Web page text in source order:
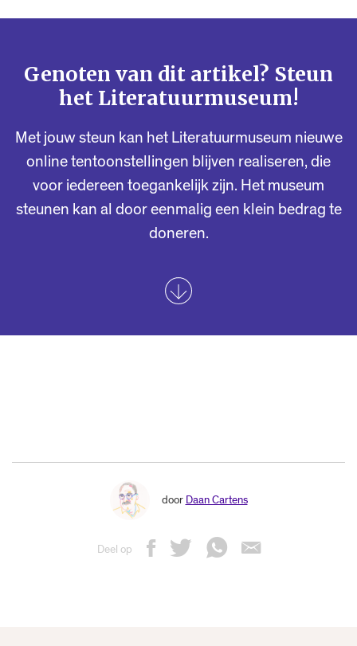
Genoten van dit artikel? Steun
het Literatuurmuseum!
Met jouw steun kan het Literatuurmuseum nieuwe
online tentoonstellingen blijven realiseren, die
voor iedereen toegankelijk zijn. Het museum
steunen kan al door eenmalig een klein bedrag te
doneren.
door Daan Cartens
Deel op